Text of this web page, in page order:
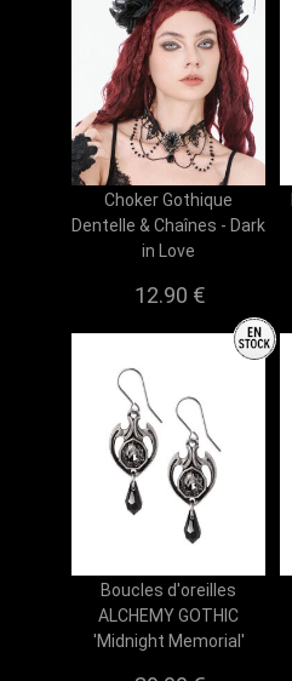
Choker Gothique
Dentelle & Chaînes - Dark
in Love
12.90 €
Boucles d'oreilles
ALCHEMY GOTHIC
'Midnight Memorial'